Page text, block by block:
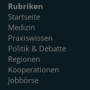
Rubriken
Startseite
Medizin
Praxiswissen
Politik & Debatte
Regionen
Kooperationen
Jobbörse